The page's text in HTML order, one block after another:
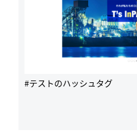
#テストのハッシュタグ